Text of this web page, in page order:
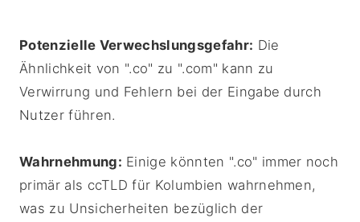
Potenzielle Verwechslungsgefahr: Die
Ähnlichkeit von ".co" zu ".com" kann zu
Verwirrung und Fehlern bei der Eingabe durch
Nutzer führen.
Wahrnehmung: Einige könnten ".co" immer noch
primär als ccTLD für Kolumbien wahrnehmen,
was zu Unsicherheiten bezüglich der